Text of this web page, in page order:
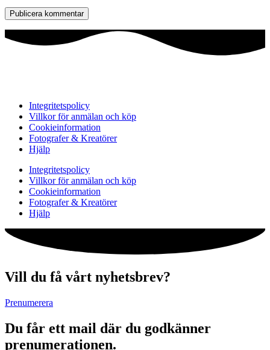
Integritetspolicy
Villkor för anmälan och köp
Cookieinformation
Fotografer & Kreatörer
Hjälp
Integritetspolicy
Villkor för anmälan och köp
Cookieinformation
Fotografer & Kreatörer
Hjälp
Vill du få vårt nyhetsbrev?
Prenumerera
Du får ett mail där du godkänner
prenumerationen.